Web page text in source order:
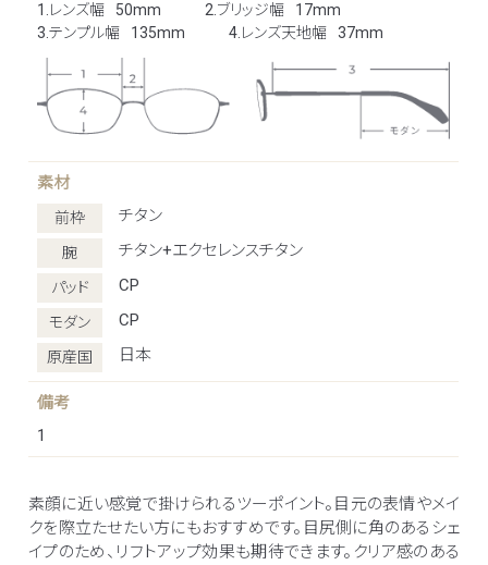
1.レンズ幅 50mm 2.ブリッジ幅
17mm
3.テンプル幅
135mm 4.レンズ天地幅 37mm
素材
前枠 チタン
腕 チタン+エクセレンスチタン
パッド CP
モダン CP
原産国 日本
備考
1
素顔に近い感覚で掛けられるツーポイント。目元の表情やメイ
クを際立たせたい方にもおすすめです。目尻側に角のあるシェ
イプのため、リフトアップ効果も期待できます。クリア感のある